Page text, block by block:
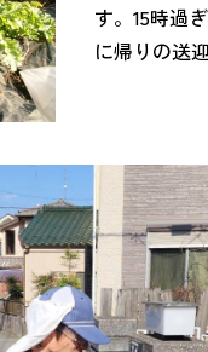
す。15時過
に帰りの送